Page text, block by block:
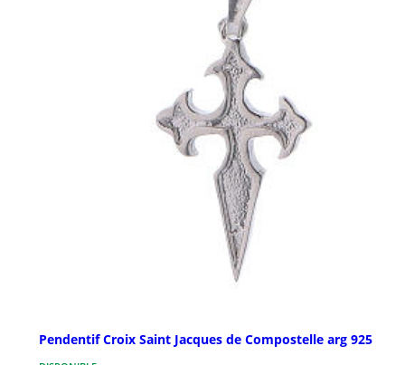
Pendentif Croix Saint Jacques de Compostelle arg 925